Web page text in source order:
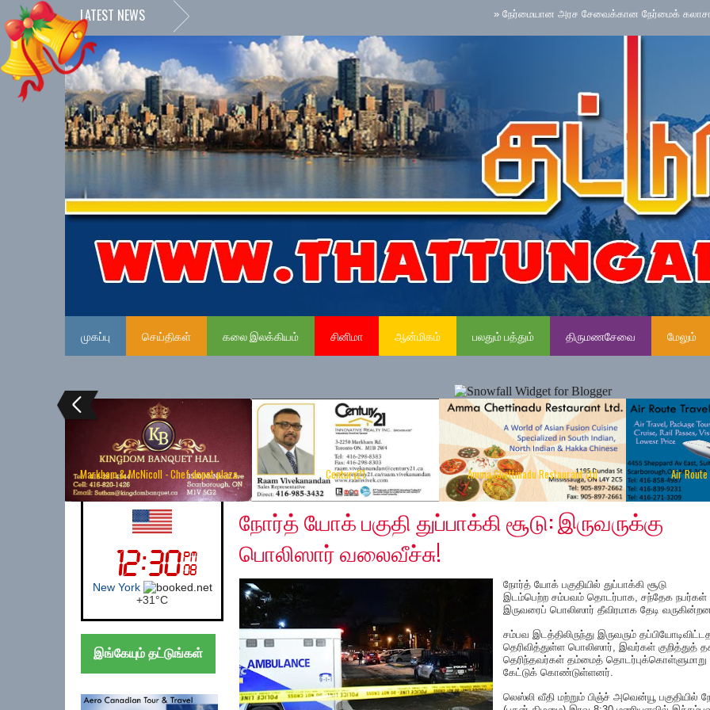
LATEST NEWS நேர்மையான அரச சேவைக்கான நேர்மைக் கலாசாரம் தேசிய
முகப்பு செய்திகள் கலை இலக்கியம் சினிமா ஆன்மிகம் பலதும் பத்தும் திருமணசேவை மேலும்
Markham & McNicoll - Chef depot plaza Century21 Amma Chettinadu Restaurant Ltd Air
UK (London)
London
+25°C
இங்கேயும் தட்டுங்கள்
Friday, December 13, 2019
நோர்த் யோக் பகுதி துப்பாக்கி சூடு: இருவருக்கு
பொலிஸார் வலைவீச்சு!
நோர்த் யோக் பகுதியில் துப்பாக்கி சூடு
இடம்பெற்ற சம்பவம் தொடர்பாக, சந்தேக நபர்கள்
இருவரைப் பொலிஸார் தீவிரமாக தேடி
சம்பவ இடத்திலிருந்து இருவரும்
தெரிவித்துள்ள பொலிஸார், இவர்கள் குறித்துத்
தெரிந்தவர்கள் தம்மைத் தொடர்புக்கொள்ளுமாறு
கேட்டுக் கொண்டுள்ளனர்.
லெஸ்லி வீதி மற்றும் பிஞ்ச் அவென்யூ பகுதியில்